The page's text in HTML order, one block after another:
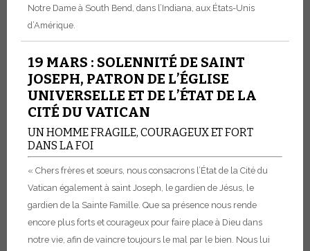
Notre Dame à South Bend, dans l’Indiana, aux États-Unis
d’Amérique.
19 MARS : SOLENNITÉ DE SAINT
JOSEPH, PATRON DE L’ÉGLISE
UNIVERSELLE ET DE L’ÉTAT DE LA
CITÉ DU VATICAN
UN HOMME FRAGILE, COURAGEUX ET FORT
DANS LA FOI
« Chers frères et sœurs, nous consacrons l’État de la Cité du
Vatican également à saint Joseph, le gardien de Jésus, le
gardien de la Sainte Famille. Que sa présence nous rende
encore plus forts et courageux pour faire place à Dieu dans
notre vie, afin de vaincre toujours le mal par le bien. Nous lui